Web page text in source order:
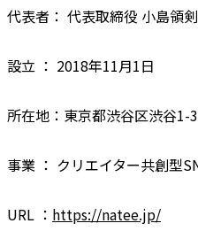
代表者： 代表取締役 小島領剣
設立 ： 2018年11月1日
所在地：東京都渋谷区渋谷1-
事業 ： クリエイター共創型
URL ： https://natee.jp/